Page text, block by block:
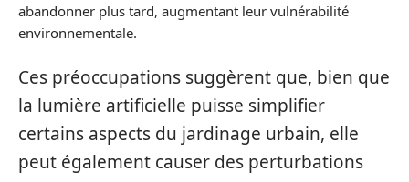
abandonner plus tard, augmentant leur vulnérabilité
environnementale.
Ces préoccupations suggèrent que, bien que
la lumière artificielle puisse simplifier
certains aspects du jardinage urbain, elle
peut également causer des perturbations